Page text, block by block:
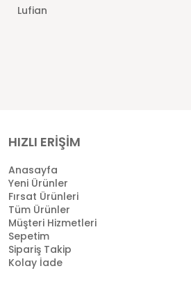
Lufian
HIZLI ERİŞİM
Anasayfa
Yeni Ürünler
Fırsat Ürünleri
Tüm Ürünler
Müşteri Hizmetleri
Sepetim
Sipariş Takip
Kolay İade